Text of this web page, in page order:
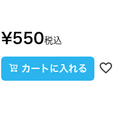
¥550税込
カートに入れる